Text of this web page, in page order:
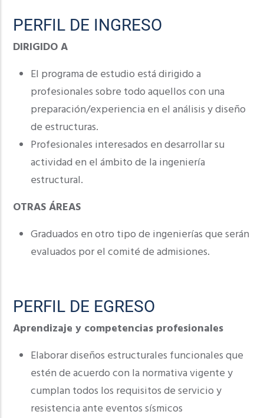
PERFIL DE INGRESO
DIRIGIDO A
El programa de estudio está dirigido a
profesionales sobre todo aquellos con una
preparación/experiencia en el análisis y diseño
de estructuras.
Profesionales interesados en desarrollar su
actividad en el ámbito de la ingeniería
estructural.
OTRAS ÁREAS
Graduados en otro tipo de ingenierías que serán
evaluados por el comité de admisiones.
PERFIL DE EGRESO
Aprendizaje y competencias profesionales
Elaborar diseños estructurales funcionales que
estén de acuerdo con la normativa vigente y
cumplan todos los requisitos de servicio y
resistencia ante eventos sísmicos